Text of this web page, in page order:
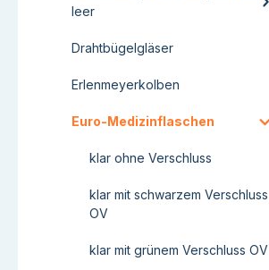
leer
Drahtbügelgläser
Erlenmeyerkolben
Euro-Medizinflaschen
klar ohne Verschluss
klar mit schwarzem Verschluss
OV
klar mit grünem Verschluss OV